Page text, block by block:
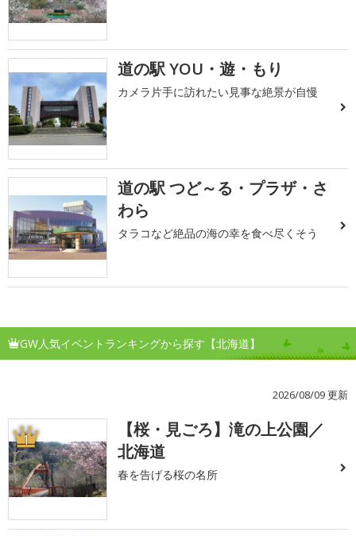
道の駅 YOU・遊・もり
カメラ片手に訪れたい見事な絶景が自慢
道の駅 つど～る・プラザ・さ
わら
タラコなど絶品の海の幸を食べ尽くそう
GW人気イベントランキングから探す【北海道】
2026/08/09 更新
1
【桜・見ごろ】滝の上公園／
北海道
春を告げる桜の名所